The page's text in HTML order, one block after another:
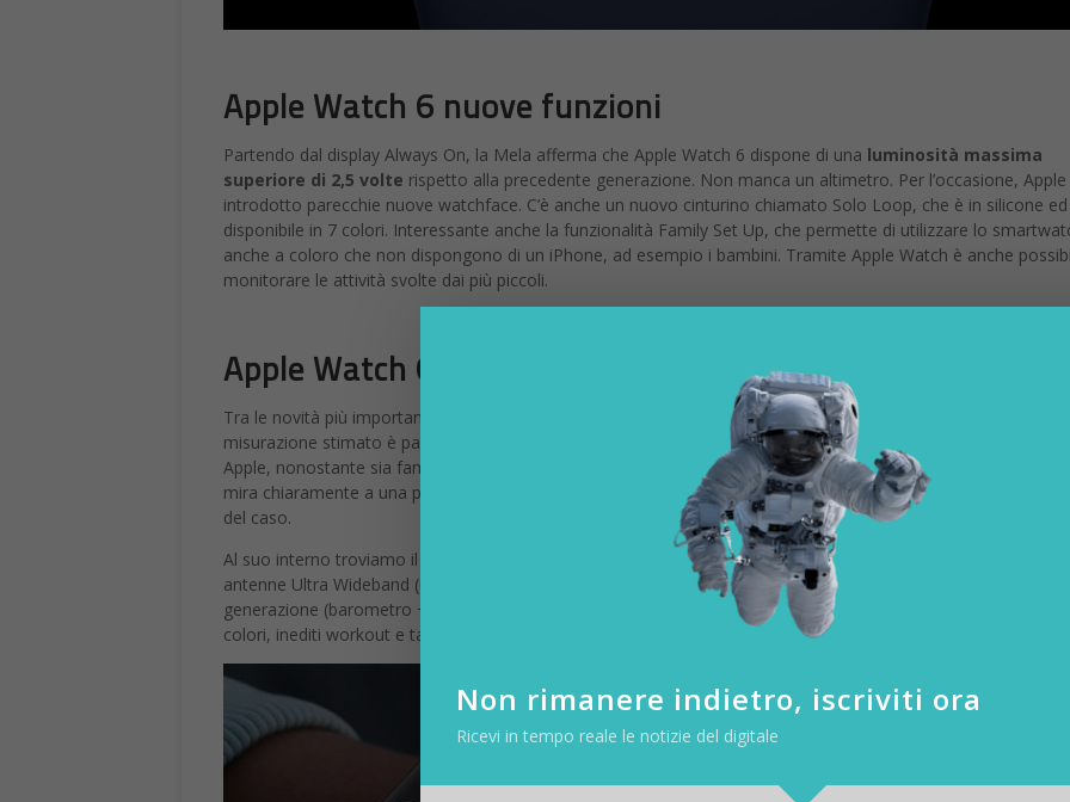
Apple Watch 6 nuove funzioni
Partendo dal display Always On, la Mela afferma che Apple Watch 6 dispone di una luminosità massima
superiore di 2,5 volte rispetto alla precedente generazione. Non manca un altimetro. Per l’occasione, Apple
introdotto parecchie nuove watchface. C’è anche un nuovo cinturino chiamato Solo Loop, che è in silicone
disponibile in 7 colori. Interessante anche la funzionalità Family Set Up, che permette di utilizzare lo
anche a coloro che non dispongono di un iPhone, ad esempio i bambini. Tramite Apple Watch è anche
monitorare le attività svolte dai più piccoli.
Apple Watch 6, il monitoraggio dell’ossigeno nel sangue
Tra le novità più importanti la funzionalità SpO2, ovvero il monitoraggio dell’ossigeno nel sangue
misurazione stimato è pari a 15 secondi. Si tratta di una possibilità che arriva per la prima volta su uno
Apple, nonostante sia familiare a coloro che in passato hanno utilizzato indossabili di altri brand. In ogni caso,
mira chiaramente a una precisione di un certo tipo. Il sistema operativo èwatchOS 7,quindi ci sono tutte le
del caso.
Al suo interno troviamo il SiP S6 (20% più veloce della generazione precedente a parità di autonomia), il chip
antenne Ultra Wideband (utili per le chiavi digitali dell’auto, per esempio) e l’altimetro always-on di nuova
generazione (barometro + GPS + WiFi) per rilevare anche cambiamenti minimi di altitudine. Ci sono tanti nuovi
colori, inediti workout e tante watch face. Anche la ricarica della batteria è più rapida. Il 100% si raggiunge in
Non rimanere indietro, iscriviti ora
Ricevi in tempo reale le notizie del digitale